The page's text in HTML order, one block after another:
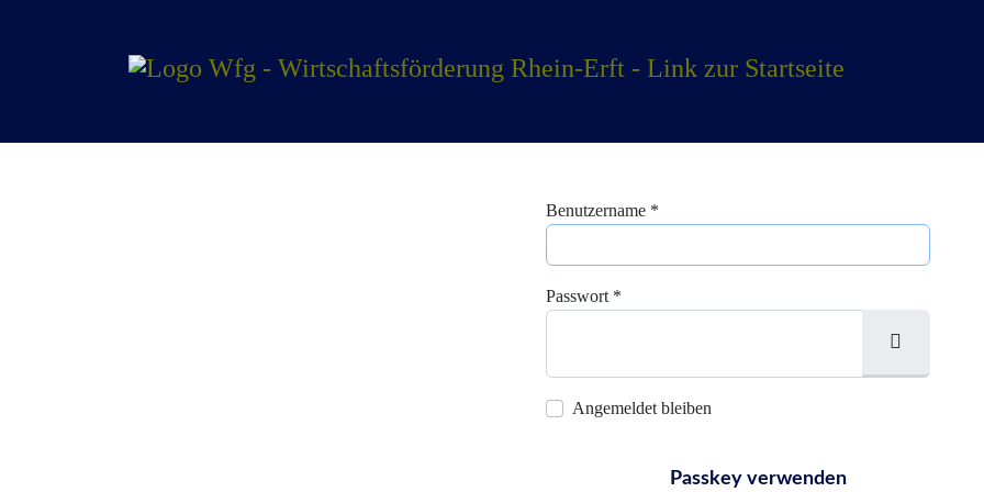
Benutzername *
Passwort *
Angemeldet bleiben
Passkey verwenden